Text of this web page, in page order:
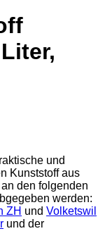
und
Kunststoff aus
den folgenden
werden:
ZH und Volketswil
und der